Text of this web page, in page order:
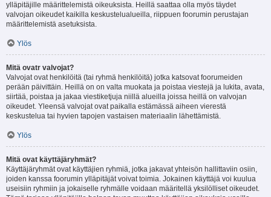
ylläpitäjille määrittelemistä oikeuksista. Heillä saattaa olla myös täydet
valvojan oikeudet kaikilla keskustelualueilla, riippuen foorumin perustajan
määrittelemistä asetuksista.
Ylös
Mitä ovatr valvojat?
Valvojat ovat henkilöitä (tai ryhmä henkilöitä) jotka katsovat foorumeiden
perään päivittäin. Heillä on on valta muokata ja poistaa viestejä ja lukita, avata,
siirtää, poistaa ja jakaa viestiketjuja niillä alueilla joissa heillä on valvojan
oikeudet. Yleensä valvojat ovat paikalla estämässä aiheen vierestä
keskustelua tai hyvien tapojen vastaisen materiaalin lähettämistä.
Ylös
Mitä ovat käyttäjäryhmät?
Käyttäjäryhmät ovat käyttäjien ryhmiä, jotka jakavat yhteisön hallittaviin osiin,
joiden kanssa foorumin ylläpitäjät voivat toimia. Jokainen käyttäjä voi kuulua
useisiin ryhmiin ja jokaiselle ryhmälle voidaan määritellä yksilölliset oikeudet.